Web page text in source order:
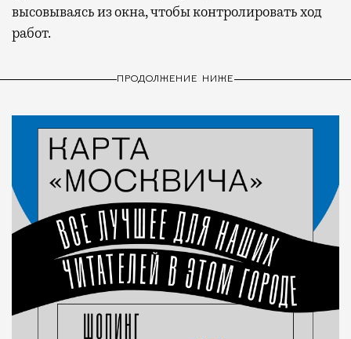
высовываясь из окна, чтобы контролировать ход
работ.
ПРОДОЛЖЕНИЕ НИЖЕ